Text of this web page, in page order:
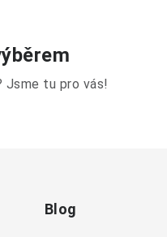
Jsme tu pro vás!
Blog